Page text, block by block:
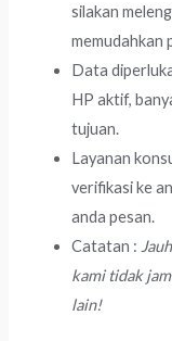
silakan
memudahkan
Data
HP aktif,
tujuan.
Layanan
verifikasi ke
anda pesan.
Catatan :
kami tidak
lain!